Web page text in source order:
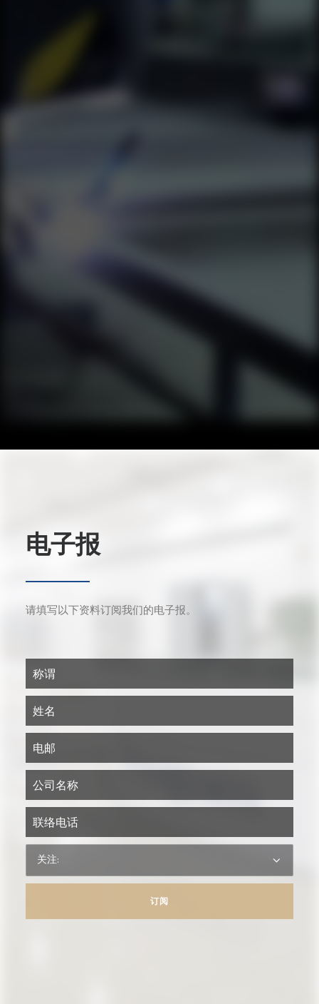
电子报
请填写以下资料订阅我们的电子报。